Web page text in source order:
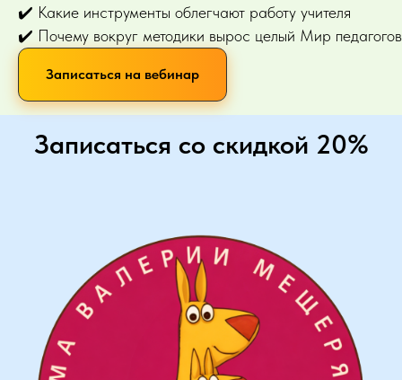
✔️ Какие инструменты облегчают работу учителя
✔️ Почему вокруг методики вырос целый Мир
Записаться на вебинар
Записаться со скидкой 20%